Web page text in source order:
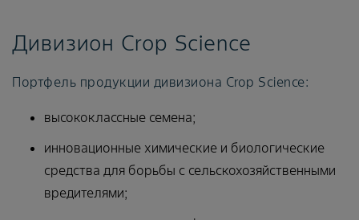
Дивизион Crop Science
Портфель продукции дивизиона Crop Science:
высококлассные семена;
инновационные химические и биологические
средства для борьбы с сельскохозяйственными
вредителями;